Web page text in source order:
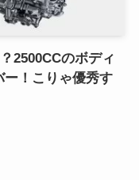
2500CCのボディ
！こりゃ優秀す